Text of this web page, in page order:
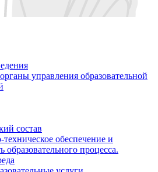
управления образовательной
состав
обеспечение и
образовательного процесса.